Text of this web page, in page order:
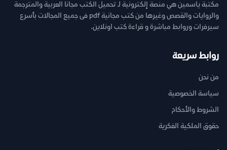
مكتبة ياسمين هي منصة إلكترونية لـ تحميل الكتب مجانا العربية والمترجمة
والروايات والقصص وغيرها من كتب مجانية pdf فى جميع المجالات بأسرع
سيرفرات وروابط مباشرة و قراءة كتب اونلاين.
روابط سريعة
من نحن
سياسة الخصوصية
الشروط والأحكام
حقوق الملكية الفكرية